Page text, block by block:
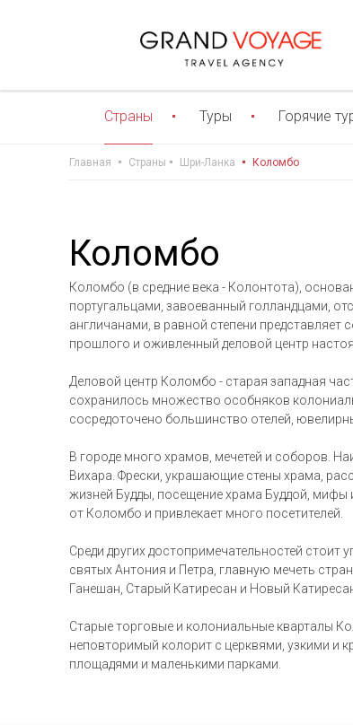
Страны Туры Горячие
Главная Страны Шри-Ланка Коломбо
Коломбо
Коломбо (в средние века - Колонтота),
португальцами, завоеванный голландцами,
англичанами, в равной степени представляет
прошлого и оживленный деловой центр
Деловой центр Коломбо - старая западная
сохранилось множество особняков
сосредоточено большинство отелей,
В городе много храмов, мечетей и соборов.
Вихара. Фрески, украшающие стены храма,
жизней Будды, посещение храма Буддой, мифы
от Коломбо и привлекает много посетителей.
Среди других достопримечательностей
святых Антония и Петра, главную мечеть
Ганешан, Старый Катиресан и Новый
Старые торговые и колониальные кварталы
неповторимый колорит с церквями, узкими и
площадями и маленькими парками.